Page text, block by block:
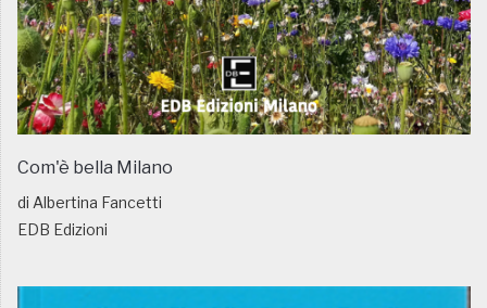
Com'è bella Milano
di Albertina Fancetti
EDB Edizioni